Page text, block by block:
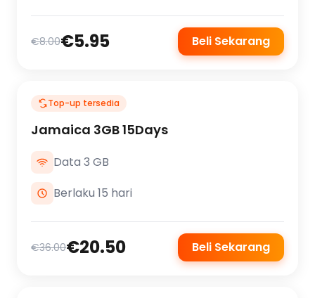
€8.00€5.95 Beli Sekarang
Top-up tersedia
Jamaica 3GB 15Days
Data 3 GB
Berlaku 15 hari
€36.00€20.50 Beli Sekarang